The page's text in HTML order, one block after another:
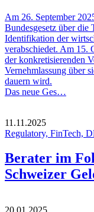
Am 26. September
Bundesgesetz über die
Identifikation der
verabschiedet. Am 15.
der konkretisierenden
Vernehmlassung über
dauern wird.
Das neue Ges…
11.11.2025
Regulatory, FinTech,
Berater im
Schweizer